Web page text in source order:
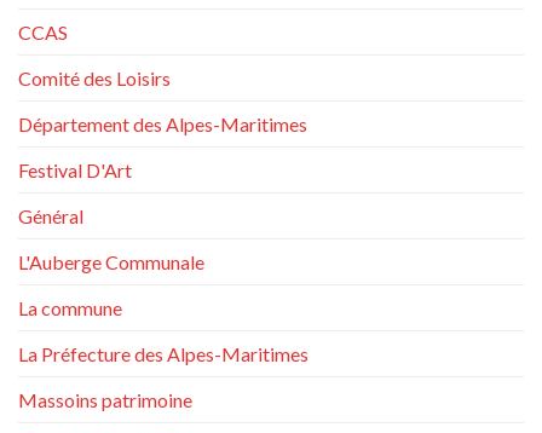
CCAS
Comité des Loisirs
Département des Alpes-Maritimes
Festival D'Art
Général
L'Auberge Communale
La commune
La Préfecture des Alpes-Maritimes
Massoins patrimoine